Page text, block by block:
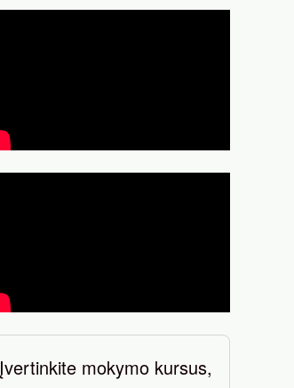
Įvertinkite mokymo kursus,